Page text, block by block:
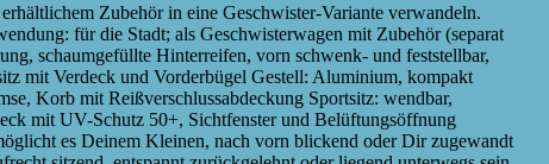
Zubehör in eine Geschwister-Variante verwandeln.
für die Stadt; als Geschwisterwagen mit Zubehör (separat
schaumgefüllte Hinterreifen, vorn schwenk- und feststellbar,
mit Verdeck und Vorderbügel Gestell: Aluminium, kompakt
Korb mit Reißverschlussabdeckung Sportsitz: wendbar,
mit UV-Schutz 50+, Sichtfenster und Belüftungsöffnung
es Deinem Kleinen, nach vorn blickend oder Dir zugewandt